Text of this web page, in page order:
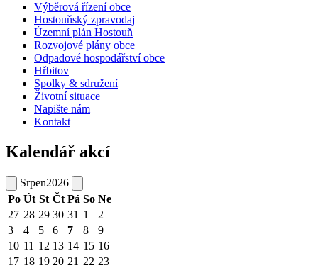
Výběrová řízení obce
Hostouňský zpravodaj
Územní plán Hostouň
Rozvojové plány obce
Odpadové hospodářství obce
Hřbitov
Spolky & sdružení
Životní situace
Napište nám
Kontakt
Kalendář akcí
Srpen2026
Po Út St Čt Pá So Ne
27 28 29 30 31 1
2
3
4 5 6 7 8
9
10 11 12 13 14 15 16
17 18 19 20 21 22 23